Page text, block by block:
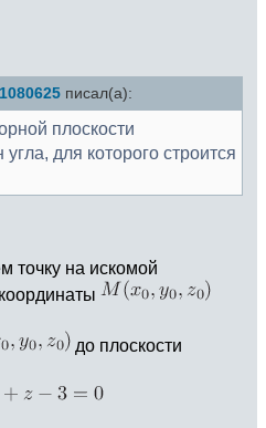
писал(а):
плоскости
для которого строится
точку на искомой
до плоскости